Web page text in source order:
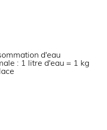
d'eau
: 1 litre d'eau = 1 kg